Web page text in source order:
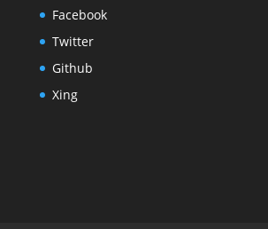
Facebook
Twitter
Github
Xing